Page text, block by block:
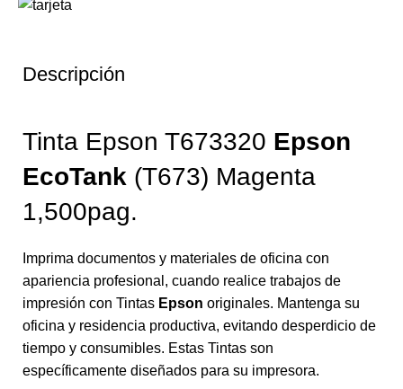
Descripción
Tinta Epson T673320 Epson
EcoTank (T673) Magenta
1,500pag.
Imprima documentos y materiales de oficina con
apariencia profesional, cuando realice trabajos de
impresión con Tintas Epson originales. Mantenga su
oficina y residencia productiva, evitando desperdicio de
tiempo y consumibles. Estas Tintas son
específicamente diseñados para su impresora.